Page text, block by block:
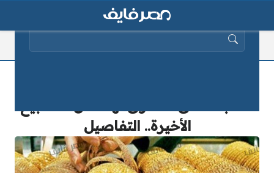
الأخيرة.. التفاصيل
البحث عن: